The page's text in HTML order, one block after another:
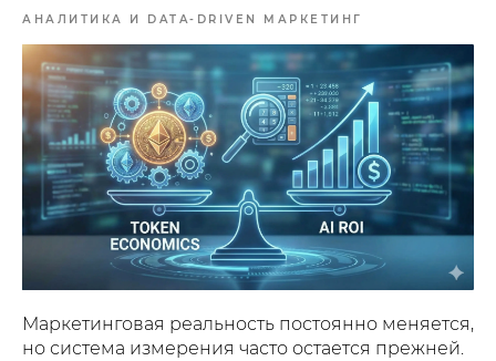
АНАЛИТИКА И DATA-DRIVEN МАРКЕТИНГ
Маркетинговая реальность постоянно меняется,
но система измерения часто остается прежней.